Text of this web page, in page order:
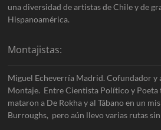
una diversidad de artistas de Chile y de
Hispanoamérica.
Montajistas:
Miguel Echeverría Madrid. Cofundador y
Montaje. Entre Cientista Político y Poeta
mataron a De Rokha y al Tábano en un
Burroughs, pero aún llevo varias rutas